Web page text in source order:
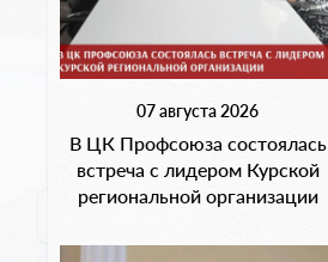
07 августа 2026
В ЦК Профсоюза состоялась
встреча с лидером Курской
региональной организации